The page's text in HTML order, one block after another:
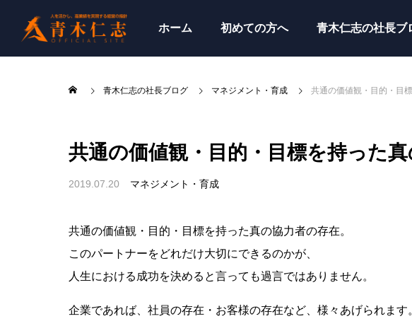
ホーム 初めての方へ 青木仁志の社長ブ
青木仁志の社長ブログ マネジメント・育成 共通の価値観・目的・目
共通の価値観・目的・目標を持った真
2019.07.20 マネジメント・育成
共通の価値観・目的・目標を持った真の協力者の存在。
このパートナーをどれだけ大切にできるのかが、
人生における成功を決めると言っても過言ではありません。
企業であれば、社員の存在・お客様の存在など、様々あげられます